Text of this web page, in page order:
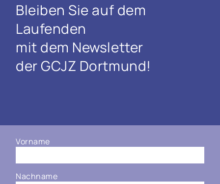
Bleiben Sie auf dem
Laufenden
mit dem Newsletter
der GCJZ Dortmund!
Vorname
Nachname